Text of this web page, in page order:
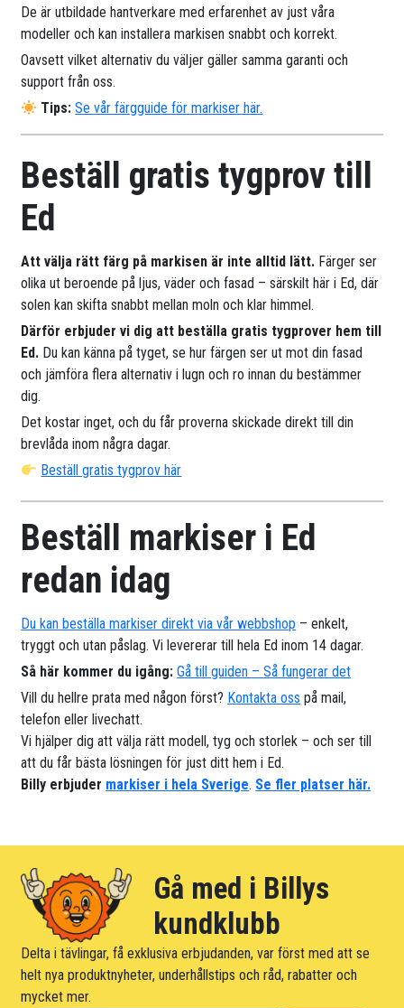
De är utbildade hantverkare med erfarenhet av just våra
modeller och kan installera markisen snabbt och korrekt.
Oavsett vilket alternativ du väljer gäller samma garanti och
support från oss.
Tips: Se vår färgguide för markiser här.
Beställ gratis tygprov till
Ed
Att välja rätt färg på markisen är inte alltid lätt. Färger ser
olika ut beroende på ljus, väder och fasad – särskilt här i Ed, där
solen kan skifta snabbt mellan moln och klar himmel.
Därför erbjuder vi dig att beställa gratis tygprover hem till
Ed. Du kan känna på tyget, se hur färgen ser ut mot din fasad
och jämföra flera alternativ i lugn och ro innan du bestämmer
dig.
Det kostar inget, och du får proverna skickade direkt till din
brevlåda inom några dagar.
Beställ gratis tygprov här
Beställ markiser i Ed
redan idag
Du kan beställa markiser direkt via vår webbshop – enkelt,
tryggt och utan påslag. Vi levererar till hela Ed inom 14 dagar.
Så här kommer du igång: Gå till guiden – Så fungerar det
Vill du hellre prata med någon först? Kontakta oss på mail,
telefon eller livechatt.
Vi hjälper dig att välja rätt modell, tyg och storlek – och ser till
att du får bästa lösningen för just ditt hem i Ed.
Billy erbjuder markiser i hela Sverige. Se fler platser här.
Gå med i Billys
kundklubb
Delta i tävlingar, få exklusiva erbjudanden, var först med att se
helt nya produktnyheter, underhållstips och råd, rabatter och
mycket mer.